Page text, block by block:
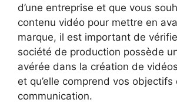
d’une entreprise et que vous
contenu vidéo pour mettre en
marque, il est important de
société de production possède
avérée dans la création de
et qu’elle comprend vos objectifs
communication.